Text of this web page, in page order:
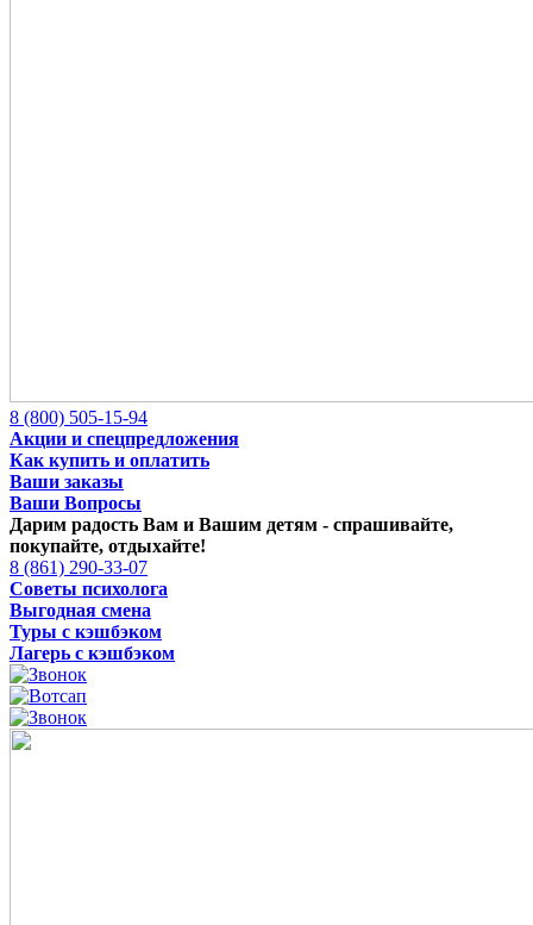
8 (800) 505-15-94
Акции и спецпредложения
Как купить и оплатить
Ваши заказы
Ваши Вопросы
Дарим радость Вам и Вашим детям - спрашивайте,
покупайте, отдыхайте!
8 (861) 290-33-07
Советы психолога
Выгодная смена
Туры с кэшбэком
Лагерь с кэшбэком